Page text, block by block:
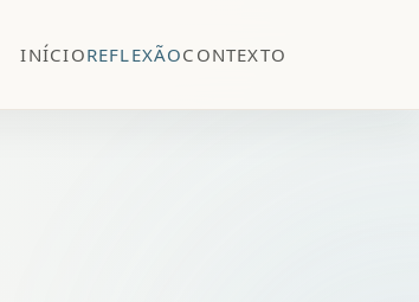
INÍCIOREFLEXÃOCONTEXTO